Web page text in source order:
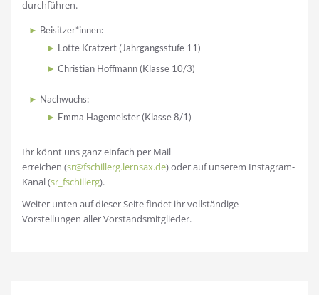
durchführen.
Beisitzer*innen:
Lotte Kratzert (Jahrgangsstufe 11)
Christian Hoffmann (Klasse 10/3)
Nachwuchs:
Emma Hagemeister (Klasse 8/1)
Ihr könnt uns ganz einfach per Mail
erreichen (sr@fschillerg.lernsax.de) oder auf unserem Instagram-
Kanal (sr_fschillerg).
Weiter unten auf dieser Seite findet ihr vollständige
Vorstellungen aller Vorstandsmitglieder.